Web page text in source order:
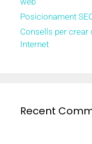
Posicionament
Consells per crear
Internet
Recent